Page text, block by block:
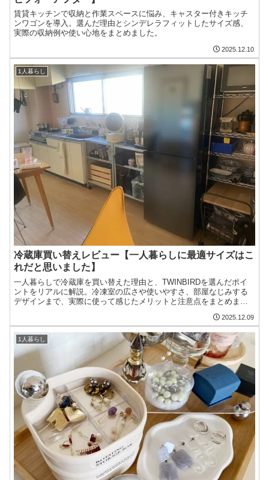
賃貸キッチンで収納と作業スペースに悩み、キャスター付きキッチ
ンワゴンを導入。選んだ理由とシンデレラフィットしたサイズ感、
実際の収納例や使い心地をまとめました。
2025.12.10
1人暮らし
冷蔵庫買い替えレビュー【一人暮らしに最適サイズはこ
れだと思いました】
一人暮らしで冷蔵庫を買い替えた理由と、TWINBIRDを選んだポイ
ントをリアルに解説。冷凍室の広さや使いやすさ、部屋なじみする
デザインまで、実際に使って感じたメリットと注意点をまとめまし
2025.12.09
1人暮らし